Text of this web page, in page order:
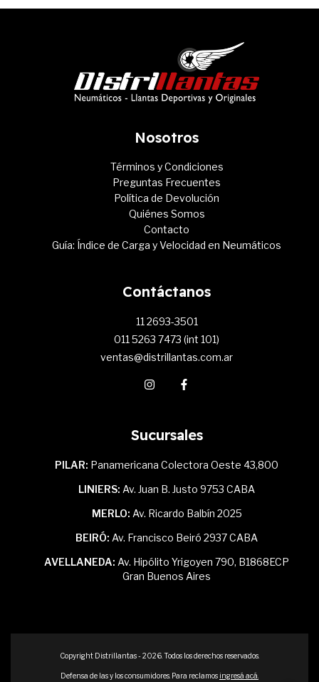
Nosotros
Términos y Condiciones
Preguntas Frecuentes
Política de Devolución
Quiénes Somos
Contacto
Guía: Índice de Carga y Velocidad en Neumáticos
Contáctanos
11 2693-3501
011 5263 7473 (int 101)
ventas@distrillantas.com.ar
Sucursales
PILAR: Panamericana Colectora Oeste 43,800
LINIERS: Av. Juan B. Justo 9753 CABA
MERLO: Av. Ricardo Balbín 2025
BEIRÓ: Av. Francisco Beiró 2937 CABA
AVELLANEDA: Av. Hipólito Yrigoyen 790, B1868ECP
Gran Buenos Aires
Copyright Distrillantas - 2026. Todos los derechos reservados.
Defensa de las y los consumidores. Para reclamos ingresá acá.